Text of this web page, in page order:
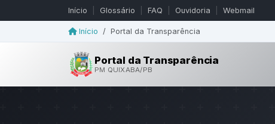
Início Glossário FAQ Ouvidoria Webmail
Início / Portal da Transparência
Portal da Transparência
PM QUIXABA/PB